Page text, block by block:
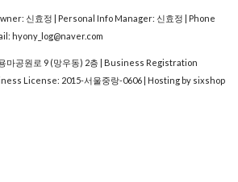
신효정 | Personal Info Manager: 신효정 | Phone
hyony_log@naver.com
마공원로 9 (망우동) 2층 | Business Registration
License: 2015-서울중랑-0606 | Hosting by sixshop